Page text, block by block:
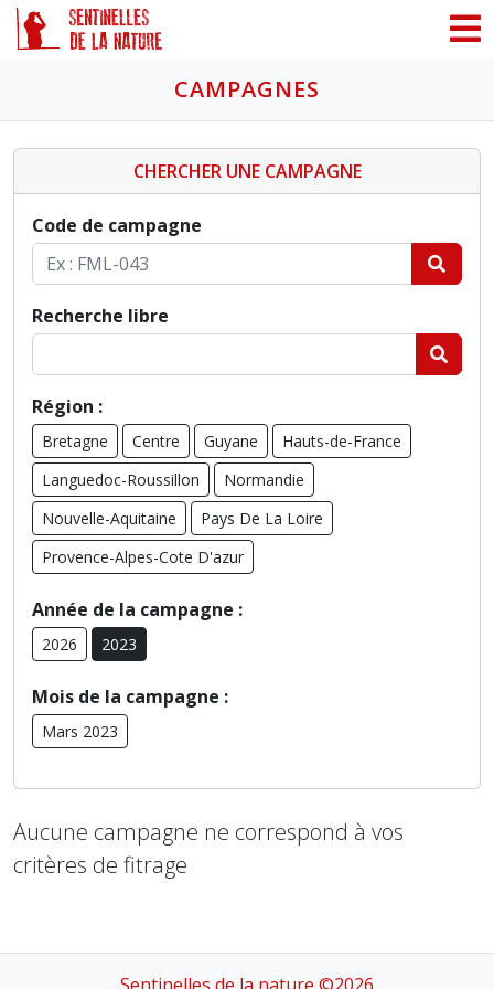
CAMPAGNES
Aucune campagne ne correspond à vos
critères de fitrage
CHERCHER UNE CAMPAGNE
Code de campagne
Recherche libre
Région :
Bretagne Centre Guyane
Hauts-de-France
Languedoc-Roussillon
Normandie
Nouvelle-Aquitaine
Pays De La Loire
Provence-Alpes-Cote D'azur
Année de la campagne :
2026 2023
Mois de la campagne :
Mars 2023
Panneau de gestion des cookies